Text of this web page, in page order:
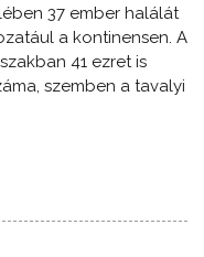
37 ember halálát
a kontinensen. A
41 ezret is
szemben a tavalyi